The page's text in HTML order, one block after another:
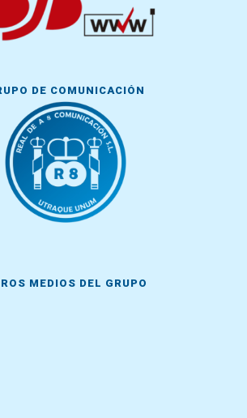
DE COMUNICACIÓN
MEDIOS DEL GRUPO